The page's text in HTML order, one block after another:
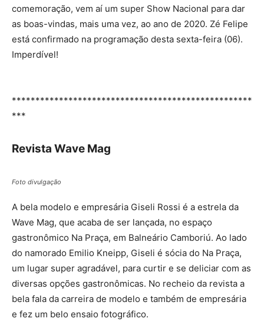
comemoração, vem aí um super Show Nacional para dar
as boas-vindas, mais uma vez, ao ano de 2020. Zé Felipe
está confirmado na programação desta sexta-feira (06).
Imperdível!
***************************************************
***
Revista Wave Mag
Foto divulgação
A bela modelo e empresária Giseli Rossi é a estrela da
Wave Mag, que acaba de ser lançada, no espaço
gastronômico Na Praça, em Balneário Camboriú. Ao lado
do namorado Emilio Kneipp, Giseli é sócia do Na Praça,
um lugar super agradável, para curtir e se deliciar com as
diversas opções gastronômicas. No recheio da revista a
bela fala da carreira de modelo e também de empresária
e fez um belo ensaio fotográfico.